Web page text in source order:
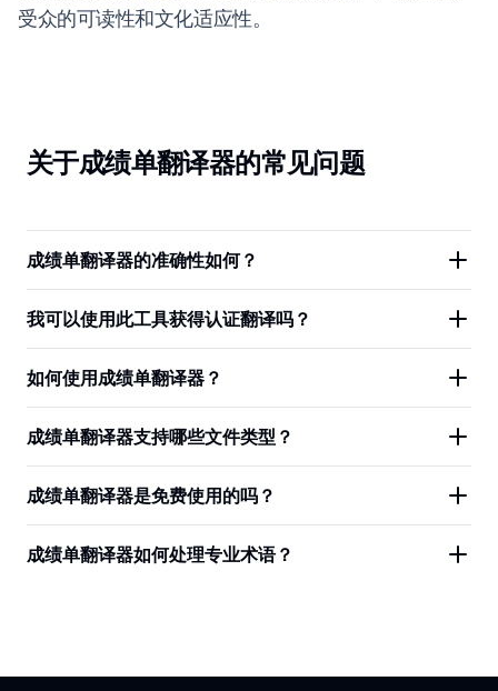
受众的可读性和文化适应性。
关于成绩单翻译器的常见问题
成绩单翻译器的准确性如何？
我可以使用此工具获得认证翻译吗？
如何使用成绩单翻译器？
成绩单翻译器支持哪些文件类型？
成绩单翻译器是免费使用的吗？
成绩单翻译器如何处理专业术语？